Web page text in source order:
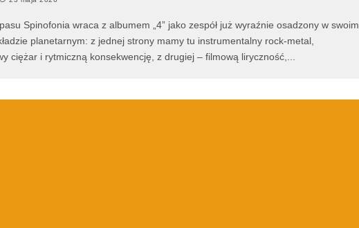
Spinofonia wraca z albumem „4” jako zespół już wyraźnie osadzony w swoim
planetarnym: z jednej strony mamy tu instrumentalny rock-metal,
ciężar i rytmiczną konsekwencję, z drugiej – filmową liryczność,